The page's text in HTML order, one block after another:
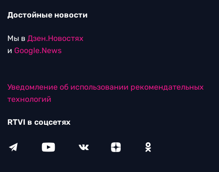
Достойные новости
Мы в Дзен.Новостях
и Google.News
Уведомление об использовании рекомендательных
технологий
RTVI в соцсетях